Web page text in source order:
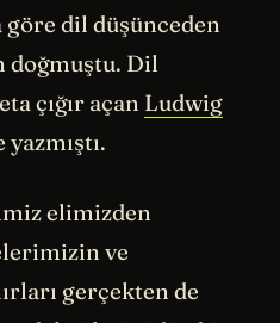
dil düşünceden
doğmuştu. Dil
çığır açan Ludwig
yazmıştı.
elimizden
ve
gerçekten de